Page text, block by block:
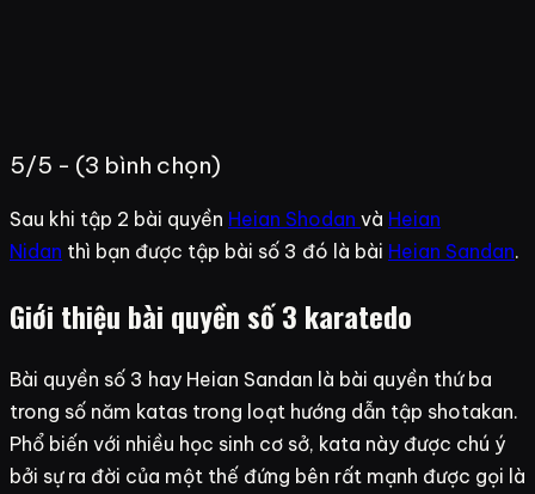
5/5 - (3 bình chọn)
Sau khi tập 2 bài quyền Heian Shodan và Heian
Nidan thì bạn được tập bài số 3 đó là bài Heian Sandan.
Giới thiệu bài quyền số 3 karatedo
Bài quyền số 3 hay Heian Sandan là bài quyền thứ ba
trong số năm katas trong loạt hướng dẫn tập shotakan.
Phổ biến với nhiều học sinh cơ sở, kata này được chú ý
bởi sự ra đời của một thế đứng bên rất mạnh được gọi là